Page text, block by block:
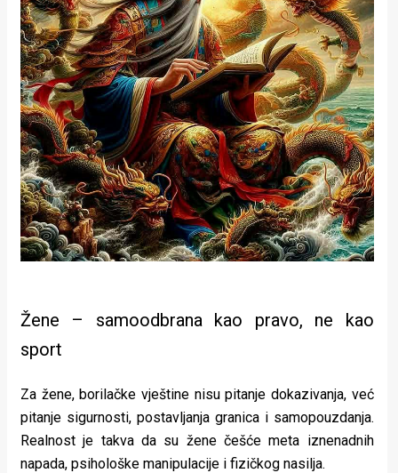
Žene – samoodbrana kao pravo, ne kao
sport
Za žene, borilačke vještine nisu pitanje dokazivanja, već
pitanje sigurnosti, postavljanja granica i samopouzdanja.
Realnost je takva da su žene češće meta iznenadnih
napada, psihološke manipulacije i fizičkog nasilja.